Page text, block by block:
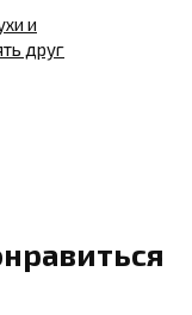
и
друг